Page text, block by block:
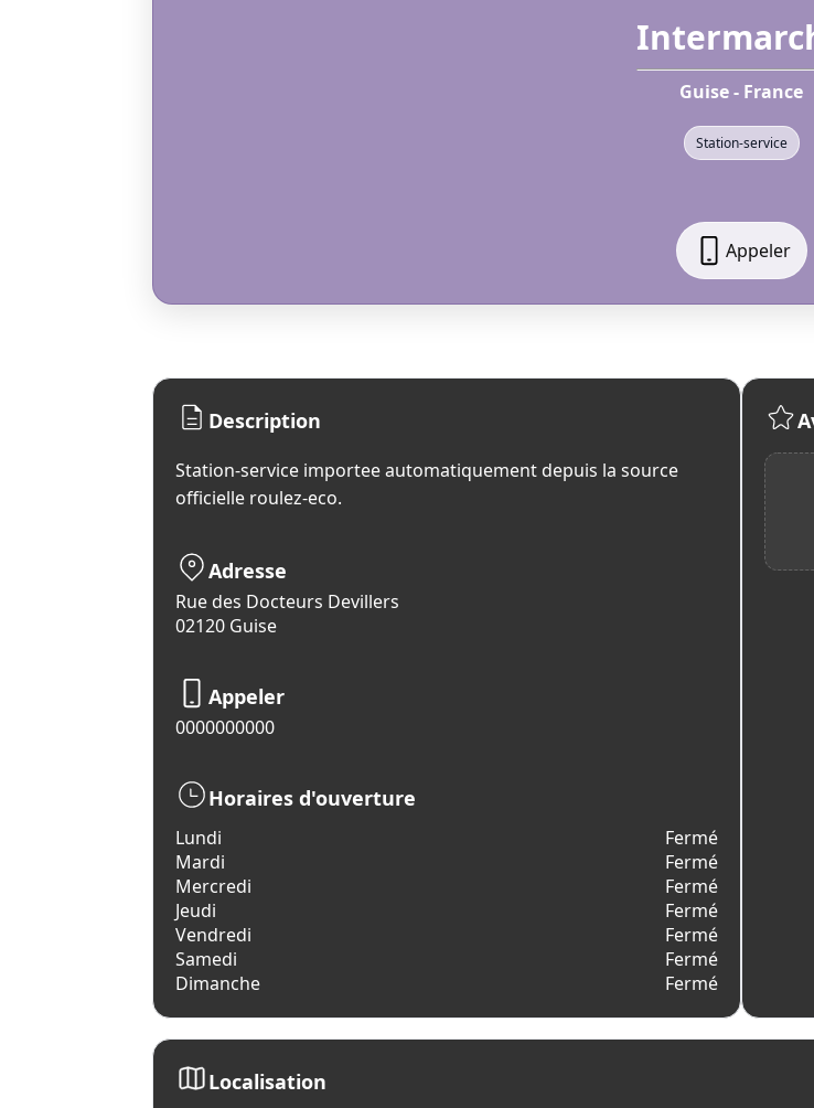
Guise - France
Station-service
Appeler
Description
Station-service importee automatiquement depuis la source
officielle roulez-eco.
Adresse
Rue des Docteurs Devillers
02120 Guise
Appeler
0000000000
Horaires d'ouverture
Lundi
Fermé
Mardi
Fermé
Mercredi
Fermé
Jeudi
Fermé
Vendredi
Fermé
Samedi
Fermé
Dimanche
Fermé
Localisation